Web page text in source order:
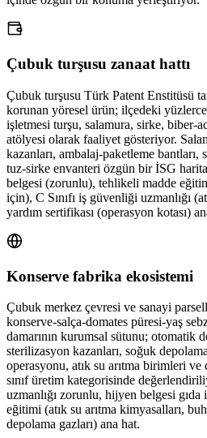
Çubuk turşusu zanaat hattı
Çubuk turşusu Türk Patent Enstitüsü
korunan yöresel ürün; ilçedeki
işletmesi turşu, salamura, sirke, biber-
atölyesi olarak faaliyet gösteriyor.
kazanları, ambalaj-paketleme
tuz-sirke envanteri özgün bir İSG
belgesi (zorunlu), tehlikeli madde
için), C Sınıfı iş güvenliği uzmanlığı
yardım sertifikası (operasyon kotası)
Konserve fabrika ekosistemi
Çubuk merkez çevresi ve sanayi
konserve-salça-domates püresi-yaş
damarının kurumsal sütunu; otomatik
sterilizasyon kazanları, soğuk
operasyonu, atık su arıtma birimleri
sınıf üretim kategorisinde
uzmanlığı zorunlu, hijyen belgesi
eğitimi (atık su arıtma kimyasalları,
depolama gazları) ana hat.